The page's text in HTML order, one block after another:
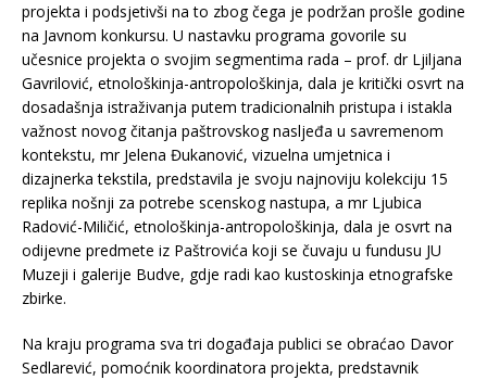
projekta i podsjetivši na to zbog čega je podržan prošle godine
na Javnom konkursu. U nastavku programa govorile su
učesnice projekta o svojim segmentima rada – prof. dr Ljiljana
Gavrilović, etnološkinja-antropološkinja, dala je kritički osvrt na
dosadašnja istraživanja putem tradicionalnih pristupa i istakla
važnost novog čitanja paštrovskog nasljeđa u savremenom
kontekstu, mr Jelena Đukanović, vizuelna umjetnica i
dizajnerka tekstila, predstavila je svoju najnoviju kolekciju 15
replika nošnji za potrebe scenskog nastupa, a mr Ljubica
Radović-Miličić, etnološkinja-antropološkinja, dala je osvrt na
odijevne predmete iz Paštrovića koji se čuvaju u fundusu JU
Muzeji i galerije Budve, gdje radi kao kustoskinja etnografske
zbirke.
Na kraju programa sva tri događaja publici se obraćao Davor
Sedlarević, pomoćnik koordinatora projekta, predstavnik